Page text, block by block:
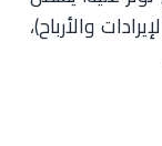
والأرباح)،